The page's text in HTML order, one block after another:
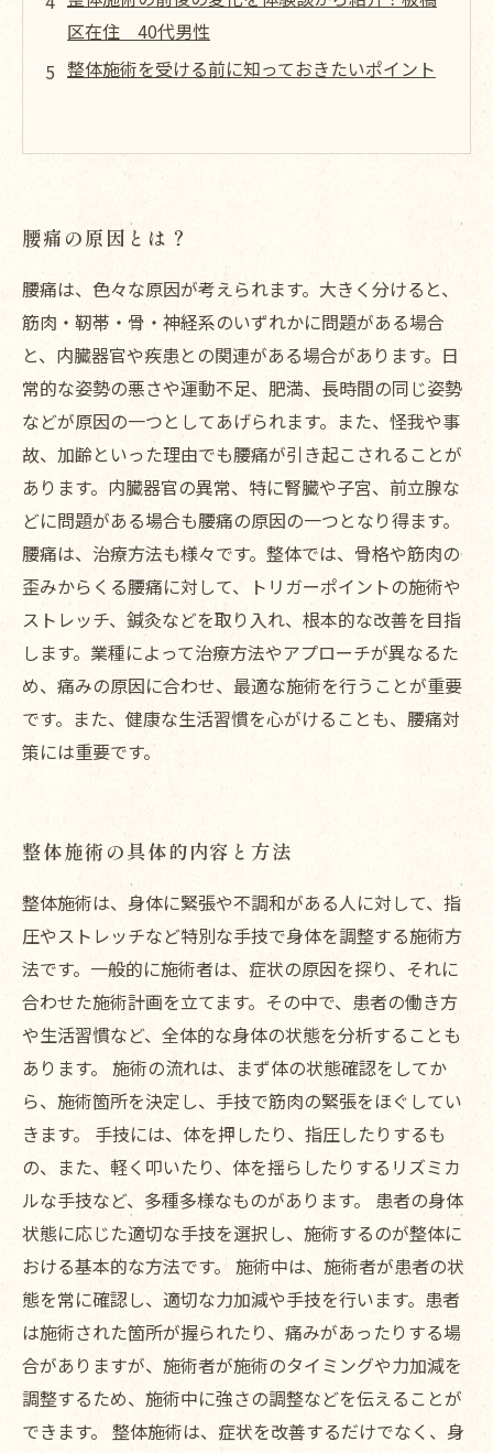
区在住 40代男性
整体施術を受ける前に知っておきたいポイント
腰痛の原因とは？
腰痛は、色々な原因が考えられます。大きく分けると、
筋肉・靭帯・骨・神経系のいずれかに問題がある場合
と、内臓器官や疾患との関連がある場合があります。日
常的な姿勢の悪さや運動不足、肥満、長時間の同じ姿勢
などが原因の一つとしてあげられます。また、怪我や事
故、加齢といった理由でも腰痛が引き起こされることが
あります。内臓器官の異常、特に腎臓や子宮、前立腺な
どに問題がある場合も腰痛の原因の一つとなり得ます。
腰痛は、治療方法も様々です。整体では、骨格や筋肉の
歪みからくる腰痛に対して、トリガーポイントの施術や
ストレッチ、鍼灸などを取り入れ、根本的な改善を目指
します。業種によって治療方法やアプローチが異なるた
め、痛みの原因に合わせ、最適な施術を行うことが重要
です。また、健康な生活習慣を心がけることも、腰痛対
策には重要です。
整体施術の具体的内容と方法
整体施術は、身体に緊張や不調和がある人に対して、指
圧やストレッチなど特別な手技で身体を調整する施術方
法です。一般的に施術者は、症状の原因を探り、それに
合わせた施術計画を立てます。その中で、患者の働き方
や生活習慣など、全体的な身体の状態を分析することも
あります。 施術の流れは、まず体の状態確認をしてか
ら、施術箇所を決定し、手技で筋肉の緊張をほぐしてい
きます。 手技には、体を押したり、指圧したりするも
の、また、軽く叩いたり、体を揺らしたりするリズミカ
ルな手技など、多種多様なものがあります。 患者の身体
状態に応じた適切な手技を選択し、施術するのが整体に
おける基本的な方法です。 施術中は、施術者が患者の状
態を常に確認し、適切な力加減や手技を行います。患者
は施術された箇所が握られたり、痛みがあったりする場
合がありますが、施術者が施術のタイミングや力加減を
調整するため、施術中に強さの調整などを伝えることが
できます。 整体施術は、症状を改善するだけでなく、身